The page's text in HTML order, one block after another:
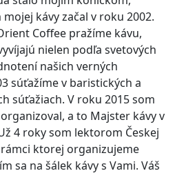
kávy začal v roku 2002.
Coffee pražíme kávu,
nielen podľa svetových
našich verných
súťažíme v baristických a
súťažiach. V roku 2015 som
a to Majster kávy v
4 roky som lektorom Českej
ktorej organizujeme
sa na šálek kávy s Vami. Váš